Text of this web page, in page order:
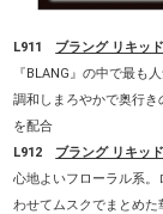
L911 ブラング リキッ
『BLANG』の中で最も
調和しまろやかで奥行
を配合
L912 ブラング リキッ
心地よいフローラル系
わせてムスクでまとめた